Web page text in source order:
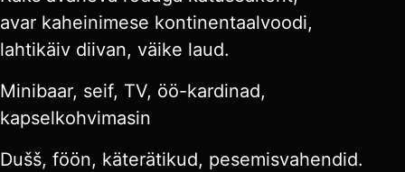
avar kaheinimese kontinentaalvoodi,
lahtikäiv diivan, väike laud.
Minibaar, seif, TV, öö-kardinad,
kapselkohvimasin
Dušš, föön, käterätikud, pesemisvahendid.